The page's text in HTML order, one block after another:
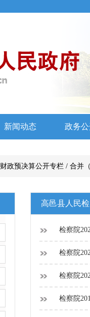
财政预决算公开专栏 / 合并
高邑县人民
检察院
检察院
检察院
检察院